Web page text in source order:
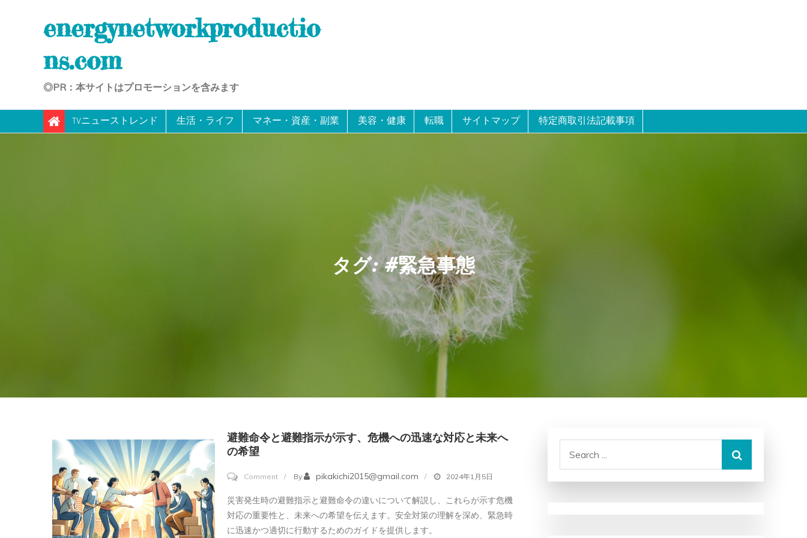
energynetworkproductio
ns.com
◎PR：本サイトはプロモーションを含みます
TVニューストレンド 生活・ライフ マネー・資産・副業 美容・健康 転職 サイトマップ 特定商取引法記載事項
タグ:#緊急事態
避難命令と避難指示が示す、危機への迅速な対応と未来へ
の希望
Commenton
命
By pikakichi2015@gmail.com 2024年1月5日
災害発生時の避難指示と避難命令の違いについて解説し、これらが示す危機
対応の重要性と、未来への希望を伝えます。安全対策の理解を深め、緊急時
に迅速かつ適切に行動するためのガイドを提供します。